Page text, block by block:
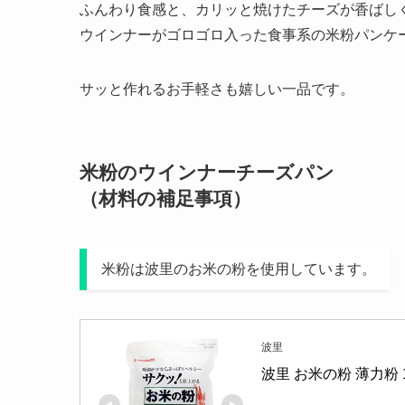
ふんわり食感と、カリッと焼けたチーズが香ばし
ウインナーがゴロゴロ入った食事系の米粉パンケ
サッと作れるお手軽さも嬉しい一品です。
米粉のウインナーチーズパン
（材料の補足事項）
米粉は波里のお米の粉を使用しています。
波里
波里 お米の粉 薄力粉